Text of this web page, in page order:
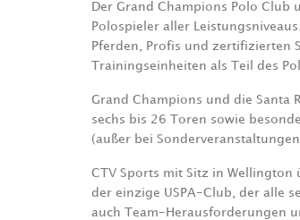
Der Grand Champions Polo
Polospieler aller
Pferden, Profis und zertifizierten
Trainingseinheiten als Teil des
Grand Champions und die Santa
sechs bis 26 Toren sowie
(außer bei
CTV Sports mit Sitz in
der einzige USPA-Club, der alle
auch Team-Herausforderungen